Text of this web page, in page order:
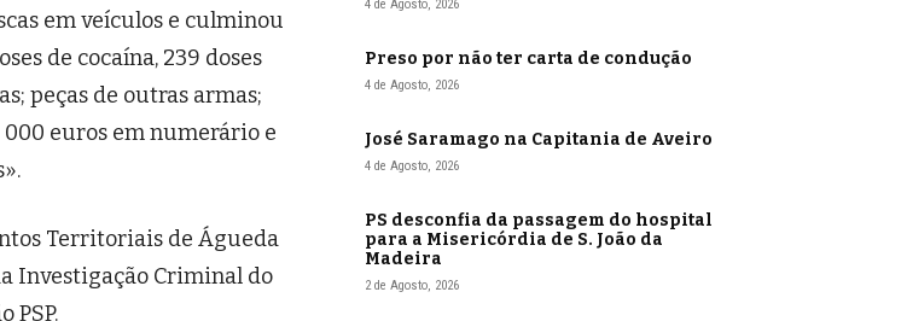
em veículos e culminou
de cocaína, 239 doses
peças de outras armas;
000 euros em numerário e
Territoriais de Águeda
Investigação Criminal do
PSP.
4 de Agosto, 2026
Preso por não ter carta de condução
4 de Agosto, 2026
José Saramago na Capitania de Aveiro
4 de Agosto, 2026
PS desconfia da passagem do hospital
para a Misericórdia de S. João da
Madeira
2 de Agosto, 2026